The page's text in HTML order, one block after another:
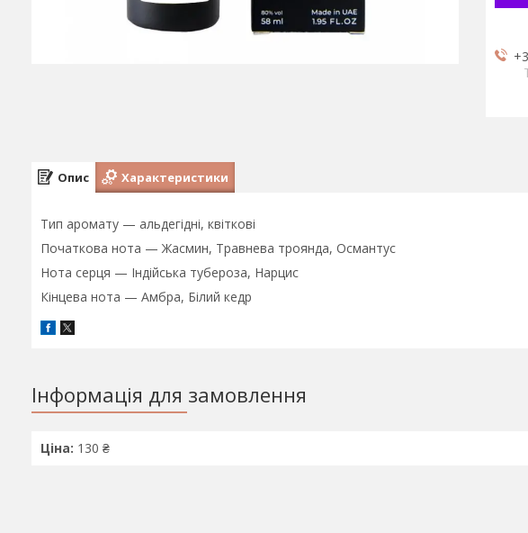
Опис Характеристики
Тип аромату — альдегідні, квіткові
Початкова нота — Жасмин, Травнева троянда, Османтус
Нота серця — Індійська тубероза, Нарцис
Кінцева нота — Амбра, Білий кедр
Інформація для замовлення
Ціна: 130 ₴